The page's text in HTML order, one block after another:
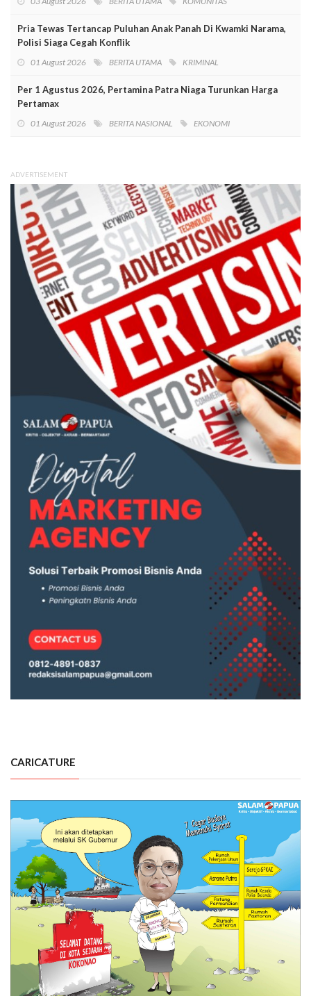
Pria Tewas Tertancap Puluhan Anak Panah Di Kwamki Narama,
Polisi Siaga Cegah Konflik
01 August 2026 BERITA UTAMA KRIMINAL
Per 1 Agustus 2026, Pertamina Patra Niaga Turunkan Harga
Pertamax
01 August 2026 BERITA NASIONAL EKONOMI
ADVERTISEMENT
CARICATURE